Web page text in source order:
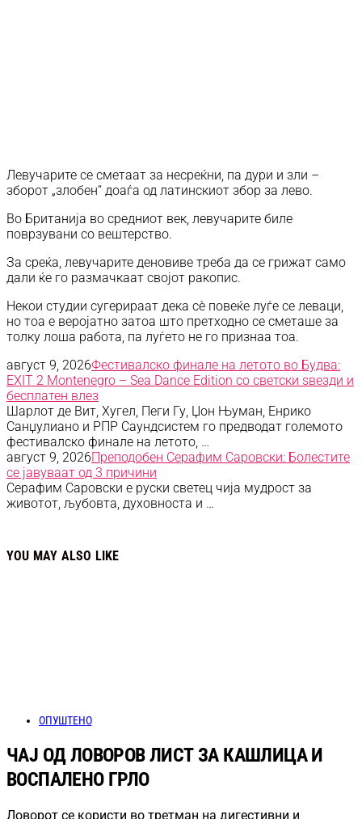
Левучарите се сметаат за несреќни, па дури и зли –
зборот „злобен“ доаѓа од латинскиот збор за лево.
Во Британија во средниот век, левучарите биле
поврзувани со вештерство.
За среќа, левучарите деновиве треба да се грижат само
дали ќе го размачкаат својот ракопис.
Некои студии сугерираат дека сè повеќе луѓе се леваци,
но тоа е веројатно затоа што претходно се сметаше за
толку лоша работа, па луѓето не го признаа тоа.
август 9, 2026Фестивалско финале на летото во Будва:
EXIT 2 Montenegro – Sea Dance Edition со светски ѕвезди и
бесплатен влез
Шарлот де Вит, Хугел, Пеги Гу, Џон Њуман, Енрико
Санџулиано и РПР Саундсистем го предводат големото
фестивалско финале на летото, …
август 9, 2026Преподобен Серафим Саровски: Болестите
се јавуваат од 3 причини
Серафим Саровски е руски светец чија мудрост за
животот, љубовта, духовноста и …
YOU MAY ALSO LIKE
ОПУШТЕНО
ЧАЈ ОД ЛОВОРОВ ЛИСТ ЗА КАШЛИЦА И
ВОСПАЛЕНО ГРЛО
Ловорот се користи во третман на дигестивни и